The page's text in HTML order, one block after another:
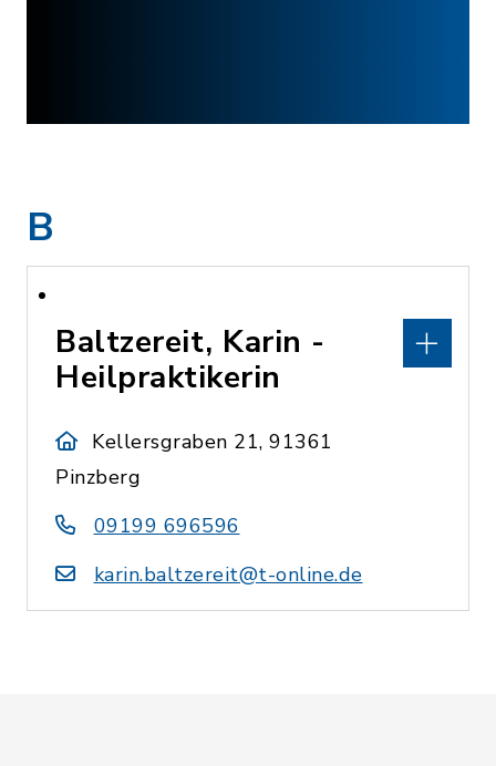
B
Baltzereit, Karin -
Heilpraktikerin
Kellersgraben 21, 91361
Pinzberg
09199 696596
karin.baltzereit@t-online.de